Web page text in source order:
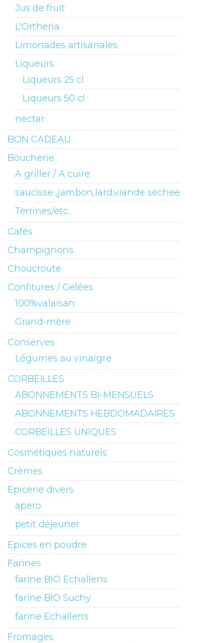
Jus de fruit
L'Ortheria
Limonades artisanales
Liqueurs
Liqueurs 25 cl
Liqueurs 50 cl
nectar
BON CADEAU
Boucherie
A griller / A cuire
saucisse ,jambon,lard,viande sèchee
Terrines/etc.
Cafés
Champignons
Choucroute
Confitures / Gelées
100%valaisan
Grand-mère
Conserves
Légumes au vinaigre
CORBEILLES
ABONNEMENTS BI-MENSUELS
ABONNEMENTS HEBDOMADAIRES
CORBEILLES UNIQUES
Cosmétiques naturels
Crèmes
Epicerie divers
apero
petit déjeuner
Epices en poudre
Farines
farine BIO Echallens
farine BIO Suchy
farine Echallens
Fromages